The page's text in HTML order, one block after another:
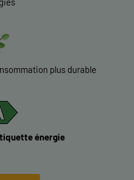
plus durable
énergie